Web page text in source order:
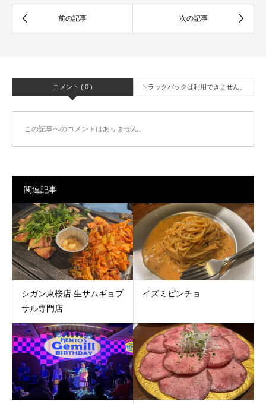
コメント ( 0 ) トラックバックは利用できません。
この記事へのコメントはありません。
関連記事
シガン東桜店 生サムギョプ
サル専門店
イズミピンチョ